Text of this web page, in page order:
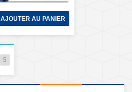
AJOUTER AU PANIER
5